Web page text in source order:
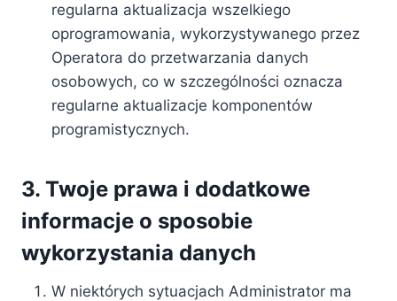
regularna aktualizacja wszelkiego
oprogramowania, wykorzystywanego przez
Operatora do przetwarzania danych
osobowych, co w szczególności oznacza
regularne aktualizacje komponentów
programistycznych.
3. Twoje prawa i dodatkowe
informacje o sposobie
wykorzystania danych
W niektórych sytuacjach Administrator ma